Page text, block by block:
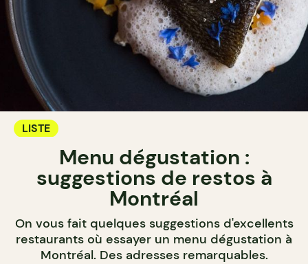
LISTE
Menu dégustation :
suggestions de restos à
Montréal
On vous fait quelques suggestions d'excellents
restaurants où essayer un menu dégustation à
Montréal. Des adresses remarquables.